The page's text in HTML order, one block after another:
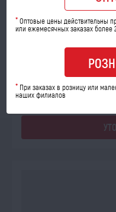
Кольца поршневые
Код товара: 15598
*Оптовые цены действительны
или ежемесячных заказах более
* При заказах в розницу или
наших филиалов